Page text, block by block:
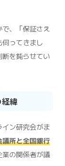
、「保証さえ
ってきまし
を鈍らせてい
緯
ン研究会がま
議所と全国銀行
の関係者が議